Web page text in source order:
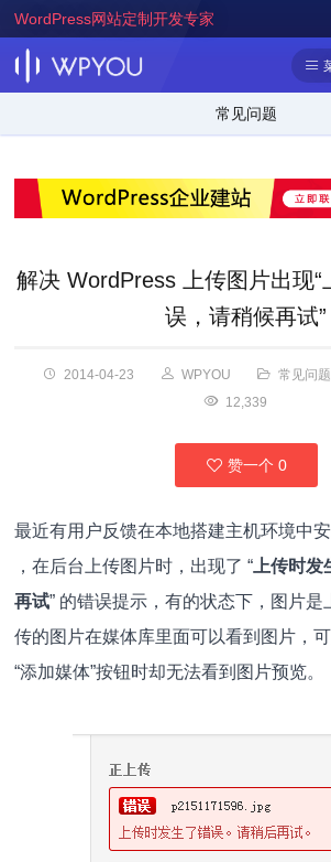
WordPress网站定制开发专家
常见问题
解决 WordPress 上传图片出现“
误，请稍候再试”
2014-04-23 WPYOU 常见问题
12,339
赞一个 0
最近有用户反馈在本地搭建主机环境中
，在后台上传图片时，出现了 “ 上传时
再试” 的错误提示，有的状态下，图片是
传的图片在媒体库里面可以看到图片，
“添加媒体”按钮时却无法看到图片预览。